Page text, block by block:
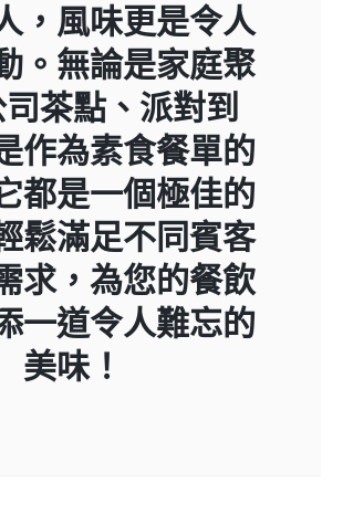
，風味更是令人
。無論是家庭聚
茶點、派對到
作為素食餐單的
都是一個極佳的
鬆滿足不同賓客
求，為您的餐飲
一道令人難忘的
美味！